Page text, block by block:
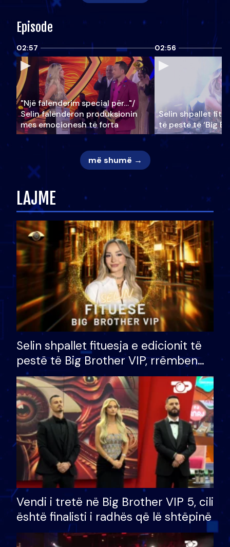
Episode
02:57
"Një falenderim special për…"/
Selin falënderon produksionin
mes emocionesh të forta
02:56
Selin shpallet
të pestë të ‘Big
më shumë →
LAJME
Selin shpallet fituesja e edicionit të
pestë të Big Brother VIP, rrëmben
çmimin e madh prej 100 mijë eurosh
Vendi i tretë në Big Brother VIP 5, cili
është finalisti i radhës që lë shtëpinë